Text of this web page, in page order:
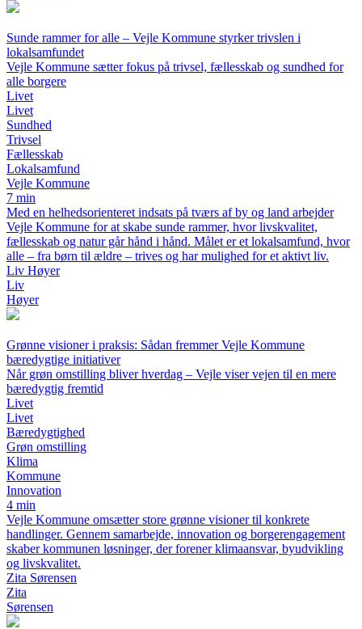
Sunde rammer for alle – Vejle Kommune styrker trivslen i
lokalsamfundet
Vejle Kommune sætter fokus på trivsel, fællesskab og sundhed for
alle borgere
Livet
Livet
Sundhed
Trivsel
Fællesskab
Lokalsamfund
Vejle Kommune
7 min
Med en helhedsorienteret indsats på tværs af by og land arbejder
Vejle Kommune for at skabe sunde rammer, hvor livskvalitet,
fællesskab og natur går hånd i hånd. Målet er et lokalsamfund, hvor
alle – fra børn til ældre – trives og har mulighed for et aktivt liv.
Liv Høyer
Liv
Høyer
Grønne visioner i praksis: Sådan fremmer Vejle Kommune
bæredygtige initiativer
Når grøn omstilling bliver hverdag – Vejle viser vejen til en mere
bæredygtig fremtid
Livet
Livet
Bæredygtighed
Grøn omstilling
Klima
Kommune
Innovation
4 min
Vejle Kommune omsætter store grønne visioner til konkrete
handlinger. Gennem samarbejde, innovation og borgerengagement
skaber kommunen løsninger, der forener klimaansvar, byudvikling
og livskvalitet.
Zita Sørensen
Zita
Sørensen